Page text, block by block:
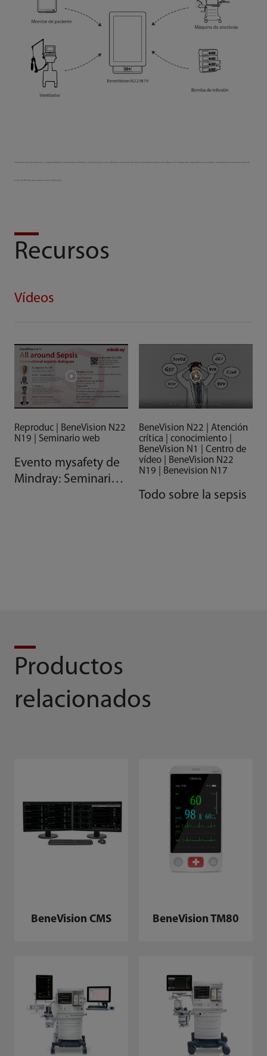
Recursos
Vídeos
Reproduc | BeneVision N22
N19 | Seminario web
Evento mysafety de
Mindray: Seminario
BeneVision N22 | Atención
crítica | conocimiento |
BeneVision N1 | Centro de
vídeo | BeneVision N22
N19 | Benevision N17
Todo sobre la sepsis
Productos
relacionados
BeneVision CMS BeneVision TM80